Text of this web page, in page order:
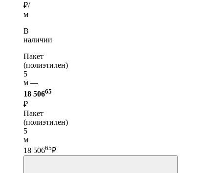
₽/
м
В
наличии
Пакет
(полиэтилен)
5
м —
18 50665
₽
Пакет
(полиэтилен)
5
м
18 50665₽